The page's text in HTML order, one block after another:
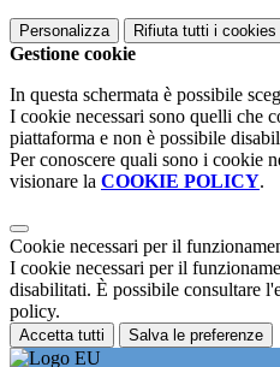
Personalizza Rifiuta tutti i cookies
Gestione cookie
In questa schermata è possibile
I cookie necessari sono quelli che
piattaforma e non è possibile
Per conoscere quali sono i cookie
visionare la COOKIE POLICY.
Cookie necessari per il
I cookie necessari per il
disabilitati. È possibile consultare
policy.
Accetta tutti Salva le preferenze